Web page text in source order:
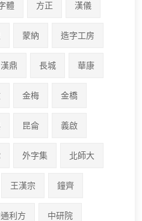
體 方正 漢儀
蒙納 造字工房
漢鼎 長城 華康
金梅 金橋
昆侖 義啟
外字集 北師大
王漢宗 鐘齊
利方 中研院